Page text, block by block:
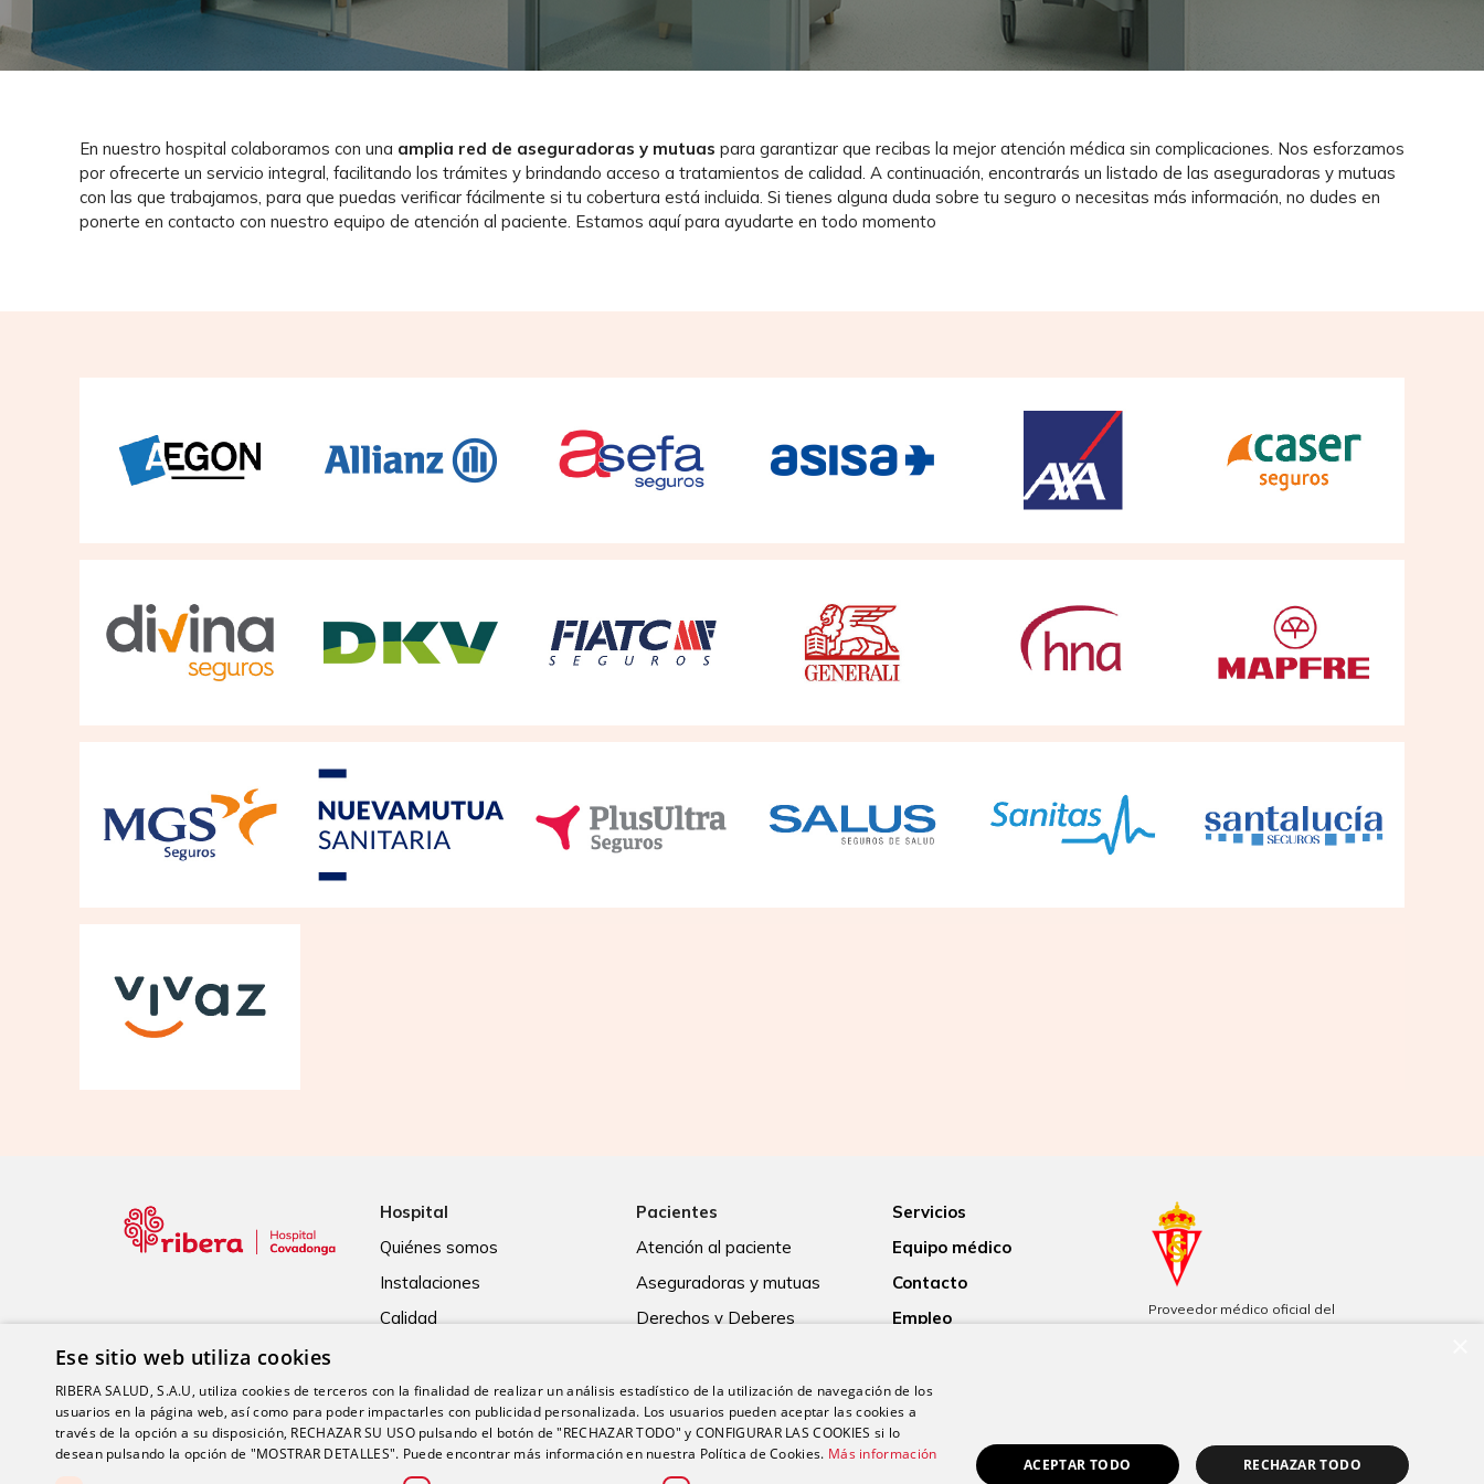
En nuestro hospital colaboramos con una amplia red de aseguradoras y mutuas para garantizar que recibas la mejor atención médica sin complicaciones. Nos esforzamos
por ofrecerte un servicio integral, facilitando los trámites y brindando acceso a tratamientos de calidad. A continuación, encontrarás un listado de las aseguradoras y mutuas
con las que trabajamos, para que puedas verificar fácilmente si tu cobertura está incluida. Si tienes alguna duda sobre tu seguro o necesitas más información, no dudes en
ponerte en contacto con nuestro equipo de atención al paciente. Estamos aquí para ayudarte en todo momento
Hospital
Quiénes somos
Instalaciones
Calidad
Pacientes
Atención al paciente
Aseguradoras y mutuas
Derechos y Deberes
Consentimiento informado
Paciente internacional
Servicios
Equipo médico
Contacto
Empleo
Proveedor médico oficial del
Real Sporting de Gijón
de Gijón
Ese sitio web utiliza cookies
RIBERA SALUD, S.A.U, utiliza cookies de terceros con la finalidad de realizar un análisis estadístico de la utilización de navegación de los
usuarios en la página web, así como para poder impactarles con publicidad personalizada. Los usuarios pueden aceptar las cookies a
través de la opción a su disposición, RECHAZAR SU USO pulsando el botón de "RECHAZAR TODO" y CONFIGURAR LAS COOKIES si lo
desean pulsando la opción de "MOSTRAR DETALLES". Puede encontrar más información en nuestra Política de Cookies. Más información
ACEPTAR TODO RECHAZAR TODO